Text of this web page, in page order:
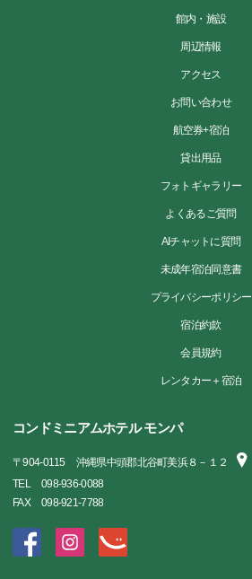
館内・施設
周辺情報
アクセス
お問い合わせ
航空券+宿泊
貸出用品
フォトギャラリー
よくあるご質問
AIチャットに質問
未成年宿泊同意書
プライバシーポリシー
宿泊約款
会員規約
レンタカー＋宿泊
コンドミニアムホテル モンパ
〒904-0115
沖縄県中頭郡北谷町美浜８－１２
TEL
098-936-0088
FAX
098-921-7788